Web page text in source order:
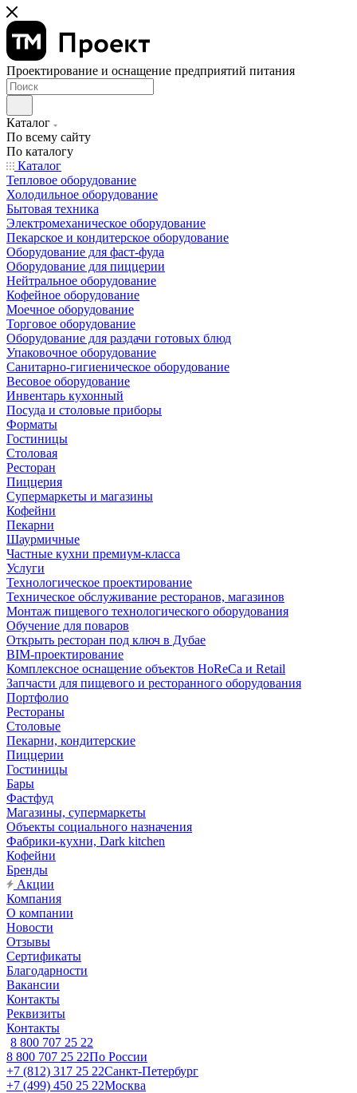
Проектирование и оснащение предприятий питания
Каталог
По всему сайту
По каталогу
Каталог
Тепловое оборудование
Холодильное оборудование
Бытовая техника
Электромеханическое оборудование
Пекарское и кондитерское оборудование
Оборудование для фаст-фуда
Оборудование для пиццерии
Нейтральное оборудование
Кофейное оборудование
Моечное оборудование
Торговое оборудование
Оборудование для раздачи готовых блюд
Упаковочное оборудование
Санитарно-гигиеническое оборудование
Весовое оборудование
Инвентарь кухонный
Посуда и столовые приборы
Форматы
Гостиницы
Столовая
Ресторан
Пиццерия
Супермаркеты и магазины
Кофейни
Пекарни
Шаурмичные
Частные кухни премиум-класса
Услуги
Технологическое проектирование
Техническое обслуживание ресторанов, магазинов
Монтаж пищевого технологического оборудования
Обучение для поваров
Открыть ресторан под ключ в Дубае
BIM-проектирование
Комплексное оснащение объектов HoReCa и Retail
Запчасти для пищевого и ресторанного оборудования
Портфолио
Рестораны
Столовые
Пекарни, кондитерские
Пиццерии
Гостиницы
Бары
Фастфуд
Магазины, супермаркеты
Объекты социального назначения
Фабрики-кухни, Dark kitchen
Кофейни
Бренды
Акции
Компания
О компании
Новости
Отзывы
Сертификаты
Благодарности
Вакансии
Контакты
Реквизиты
Контакты
8 800 707 25 22
8 800 707 25 22По России
+7 (812) 317 25 22Санкт-Петербург
+7 (499) 450 25 22Москва